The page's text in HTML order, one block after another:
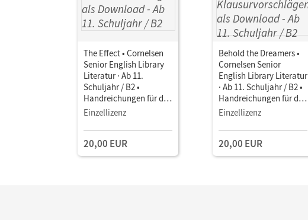
The Effect • Cornelsen
Senior English Library
Literatur · Ab 11.
Schuljahr / B2 •
Handreichungen für den
Unterricht mit
Download
Einzellizenz
20,00 EUR
Behold the Dreamers •
Cornelsen Senior
English Library Literatur
· Ab 11. Schuljahr / B2 •
Handreichungen für den
Unterricht mit
Download
Einzellizenz
20,00 EUR